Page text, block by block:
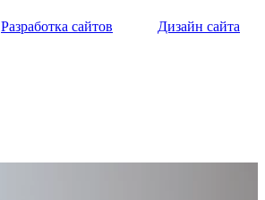
Разработка сайтов Дизайн сайта